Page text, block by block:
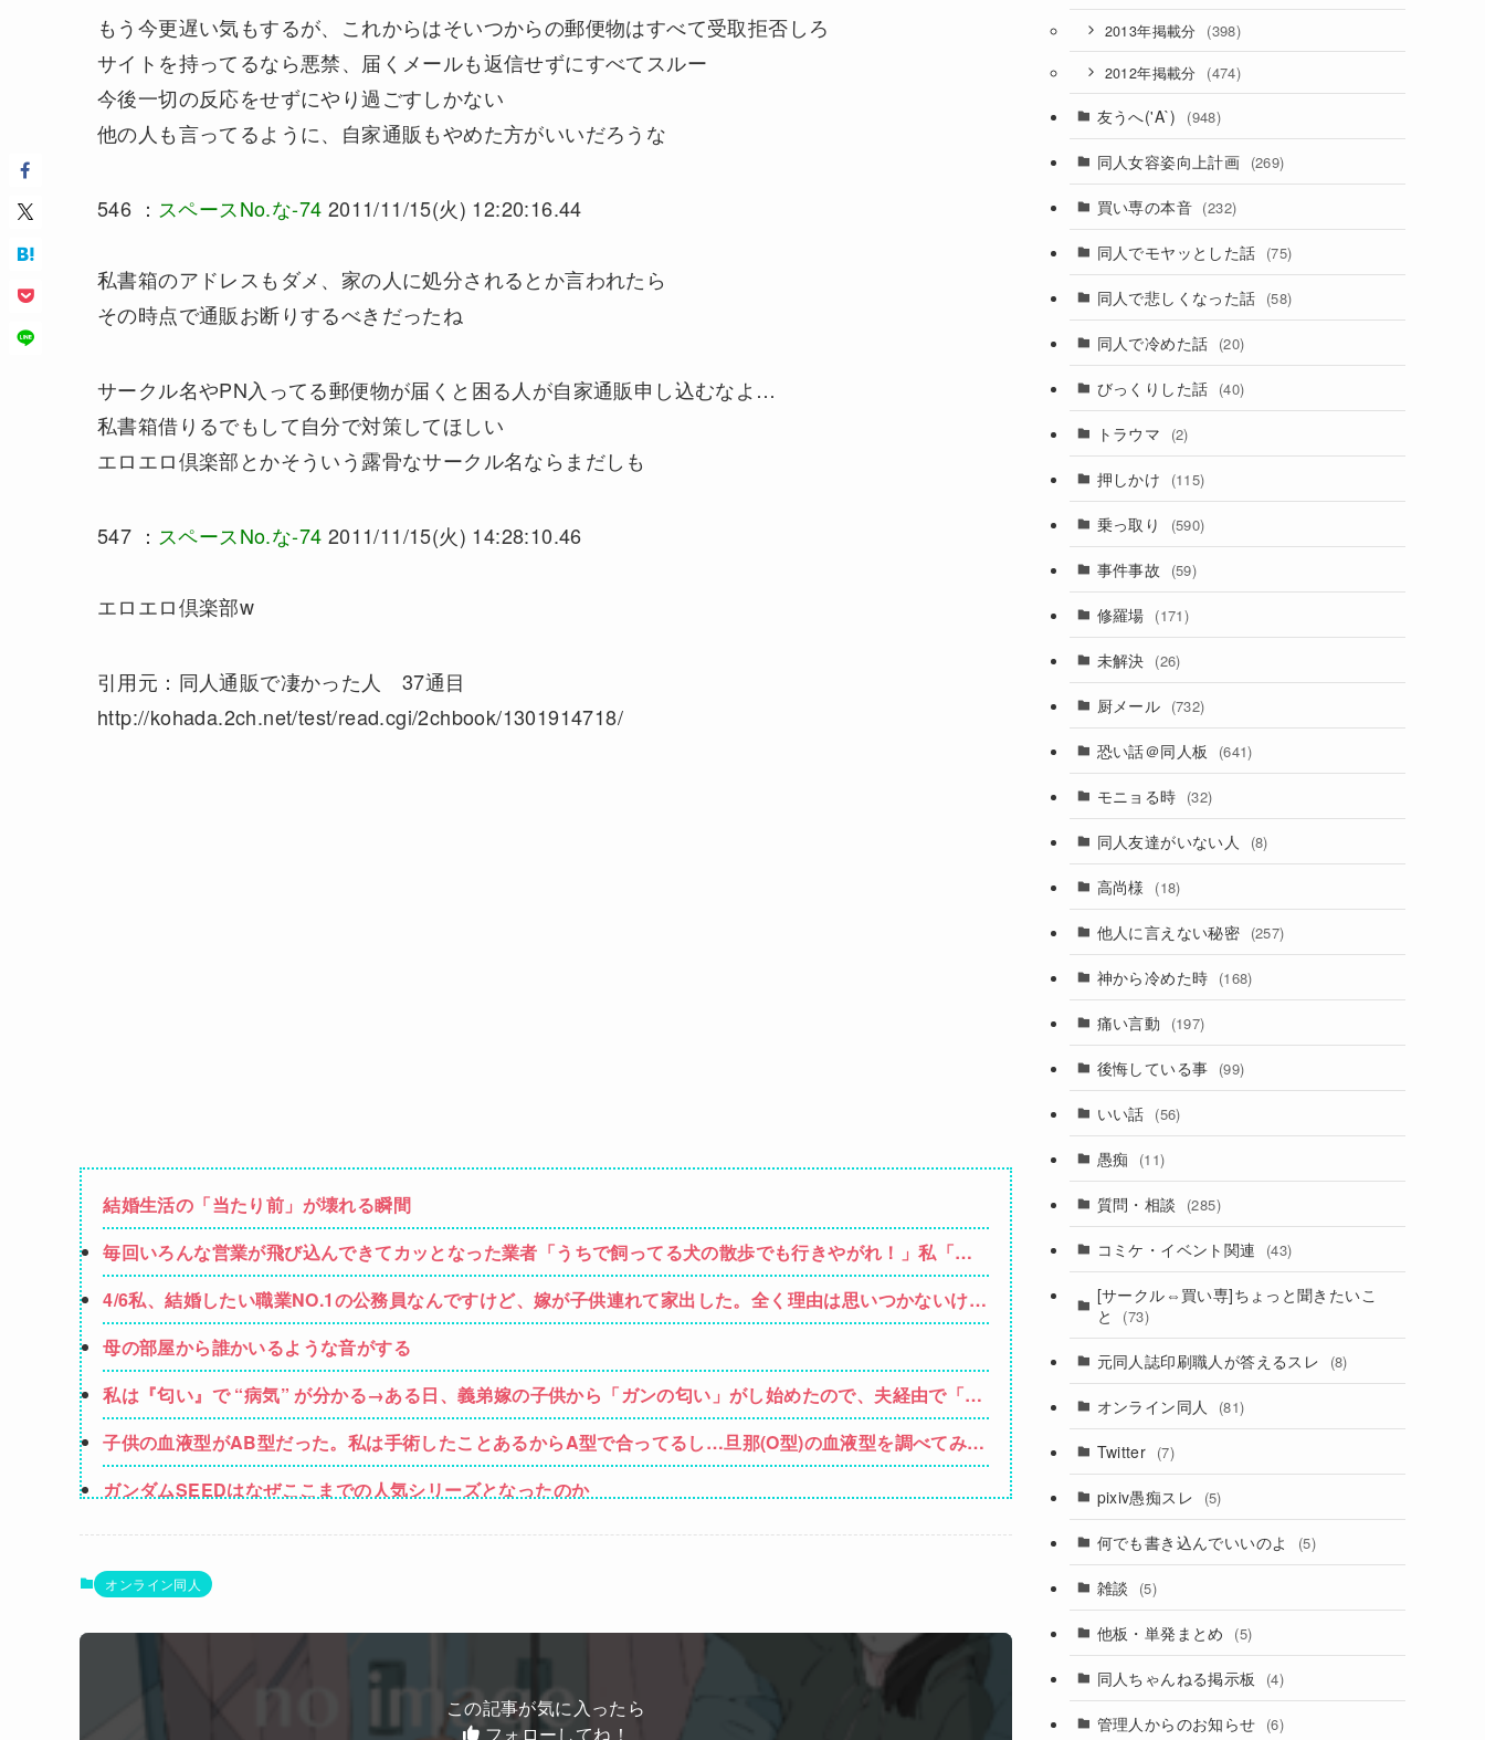
もう今更遅い気もするが、これからはそいつからの郵便物はすべて受取拒否しろ
サイトを持ってるなら悪禁、届くメールも返信せずにすべてスルー
今後一切の反応をせずにやり過ごすしかない
他の人も言ってるように、自家通販もやめた方がいいだろうな
546 ： スペースNo.な-74 2011/11/15(火) 12:20:16.44
私書箱のアドレスもダメ、家の人に処分されるとか言われたら
その時点で通販お断りするべきだったね
サークル名やPN入ってる郵便物が届くと困る人が自家通販申し込むなよ…
私書箱借りるでもして自分で対策してほしい
エロエロ倶楽部とかそういう露骨なサークル名ならまだしも
547 ： スペースNo.な-74 2011/11/15(火) 14:28:10.46
エロエロ倶楽部w
引用元：同人通販で凄かった人 37通目
http://kohada.2ch.net/test/read.cgi/2chbook/1301914718/
結婚生活の「当たり前」が壊れる瞬間
毎回いろんな営業が飛び込んできてカッとなった業者「うちで飼ってる犬の散歩でも行きやがれ！」私「い
いんですか！」→ すると・・・
4/6私、結婚したい職業NO.1の公務員なんですけど、嫁が子供連れて家出した。全く理由は思いつかないけど
強いてあげるとすれば母のせいかもしれない。嫁のせいでアトピー悪化しそう→
母の部屋から誰かいるような音がする
私は『匂い』で “病気” が分かる→ある日、義弟嫁の子供から「ガンの匂い」がし始めたので、夫経由で「ガ
ンではないか」と伝えたら怒って絶縁、その結果・・・
子供の血液型がAB型だった。私は手術したことあるからA型で合ってるし…旦那(O型)の血液型を調べてみよ
う」→ 結果・・・
ガンダムSEEDはなぜここまでの人気シリーズとなったのか
【悲報】ショートスリーパー堀さん、対面で高須幹弥にブチギレるｗｗｗｗ
夫さん、妻に「天井のシミ数えてれば終わるでな」と押し倒されて性行為 → 凄いことになるｗｗｗｗｗ
可愛すぎるおむすび屋さん（28）、新店舗に4000万円クラファンした成功した結果弱男集団から叩かれてし
ホリエモン「面接でさ、納豆パックの薄いフィルムって何のために入っていの？って聞くわけ」
オンライン同人
この記事が気に入ったら
フォローしてね！
2013年掲載分 (398)
2012年掲載分 (474)
友うへ('A`) (948)
同人女容姿向上計画 (269)
買い専の本音 (232)
同人でモヤッとした話 (75)
同人で悲しくなった話 (58)
同人で冷めた話 (20)
びっくりした話 (40)
トラウマ (2)
押しかけ (115)
乗っ取り (590)
事件事故 (59)
修羅場 (171)
未解決 (26)
厨メール (732)
恐い話＠同人板 (641)
モニョる時 (32)
同人友達がいない人 (8)
高尚様 (18)
他人に言えない秘密 (257)
神から冷めた時 (168)
痛い言動 (197)
後悔している事 (99)
いい話 (56)
愚痴 (11)
質問・相談 (285)
コミケ・イベント関連 (43)
[サークル⇔買い専]ちょっと聞きたいこ
と
(73)
元同人誌印刷職人が答えるスレ (8)
オンライン同人 (81)
Twitter (7)
pixiv愚痴スレ (5)
何でも書き込んでいいのよ (5)
雑談 (5)
他板・単発まとめ (5)
同人ちゃんねる掲示板 (4)
管理人からのお知らせ (6)